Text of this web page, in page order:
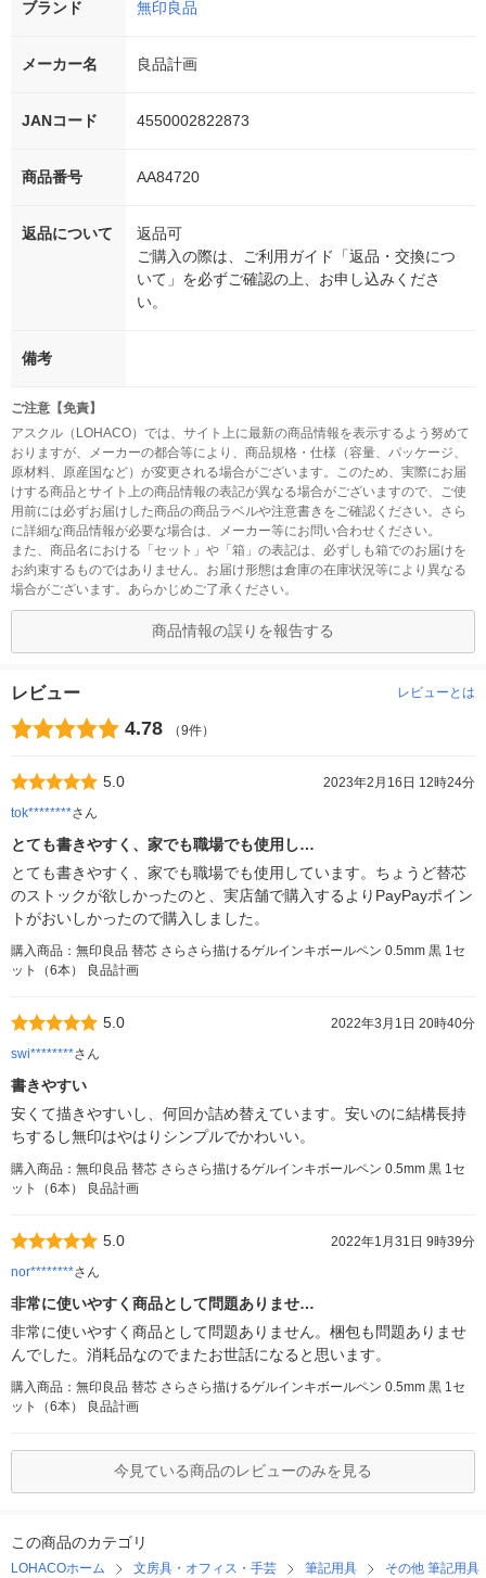
ブランド 無印良品
メーカー名 良品計画
JANコード 4550002822873
商品番号 AA84720
返品について
返品可
ご購入の際は、ご利用ガイド「返品・交換につ
いて」を必ずご確認の上、お申し込みくださ
い。
備考
ご注意【免責】
アスクル（LOHACO）では、サイト上に最新の商品情報を表示するよう努めて
おりますが、メーカーの都合等により、商品規格・仕様（容量、パッケージ、
原材料、原産国など）が変更される場合がございます。このため、実際にお届
けする商品とサイト上の商品情報の表記が異なる場合がございますので、ご使
用前には必ずお届けした商品の商品ラベルや注意書きをご確認ください。さら
に詳細な商品情報が必要な場合は、メーカー等にお問い合わせください。
また、商品名における「セット」や「箱」の表記は、必ずしも箱でのお届けを
お約束するものではありません。お届け形態は倉庫の在庫状況等により異なる
場合がございます。あらかじめご了承ください。
商品情報の誤りを報告する
レビュー レビューとは
4.78 （9件）
5.0
2023年2月16日 12時24分
tok********さん
とても書きやすく、家でも職場でも使用し…
とても書きやすく、家でも職場でも使用しています。ちょうど替芯
のストックが欲しかったのと、実店舗で購入するよりPayPayポイン
トがおいしかったので購入しました。
購入商品：無印良品 替芯 さらさら描けるゲルインキボールペン 0.5mm 黒 1セ
ット（6本） 良品計画
5.0
2022年3月1日 20時40分
swi********さん
書きやすい
安くて描きやすいし、何回か詰め替えています。安いのに結構長持
ちするし無印はやはりシンプルでかわいい。
購入商品：無印良品 替芯 さらさら描けるゲルインキボールペン 0.5mm 黒 1セ
ット（6本） 良品計画
5.0
2022年1月31日 9時39分
nor********さん
非常に使いやすく商品として問題ありませ…
非常に使いやすく商品として問題ありません。梱包も問題ありませ
んでした。消耗品なのでまたお世話になると思います。
購入商品：無印良品 替芯 さらさら描けるゲルインキボールペン 0.5mm 黒 1セ
ット（6本） 良品計画
今見ている商品のレビューのみを見る
この商品のカテゴリ
LOHACOホーム 文房具・オフィス・手芸 筆記用具 その他 筆記用具